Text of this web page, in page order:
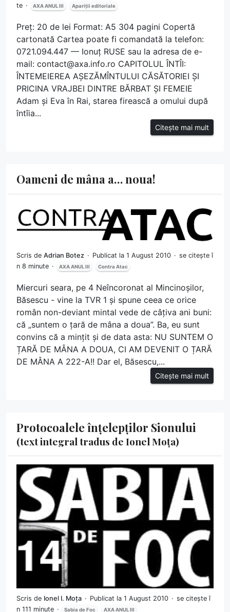
te
AXA ANUL III Apariții editoriale
Preț: 20 de lei Format: A5 304 pagini Copertă
cartonată Cartea poate fi comandată la telefon:
0721.094.447 — Ionuț RUSE sau la adresa de e-
mail: contact@axa.info.ro CAPITOLUL ÎNTÎI:
ÎNTEMEIEREA AȘEZĂMÎNTULUI CĂSĂTORIEI ȘI
PRICINA VRAJBEI DINTRE BĂRBAT ȘI FEMEIE
Adam și Eva în Rai, starea firească a omului după
întîia...
Citește mai mult
Oameni de mâna a… noua!
Scris de Adrian Botez Publicat la 1 August 2010
se citește î
n 8 minute
AXA ANUL III Contra Atac
Miercuri seara, pe 4 Neîncoronat al Mincinoșilor,
Băsescu - vine la TVR 1 și spune ceea ce orice
român non-deviant mintal vede de câțiva ani buni:
că „suntem o țară de mâna a doua”. Ba, eu sunt
convins că a mințit și de data asta: NU SUNTEM O
ȚARĂ DE MÂNA A DOUA, CI AM DEVENIT O ȚARĂ
DE MÂNA A 222-A!! Dar el, Băsescu,...
Citește mai mult
Protocoalele înțelepților Sionului
(text integral tradus de Ionel Moța)
Scris de Ionel I. Moța Publicat la 1 August 2010
se citește î
n 111 minute
Sabia de Foc AXA ANUL III